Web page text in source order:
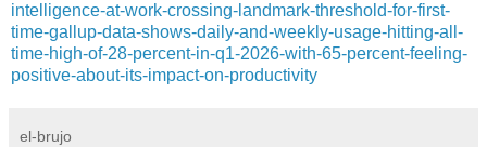
intelligence-at-work-crossing-landmark-threshold-for-first-
time-gallup-data-shows-daily-and-weekly-usage-hitting-all-
time-high-of-28-percent-in-q1-2026-with-65-percent-feeling-
positive-about-its-impact-on-productivity
el-brujo